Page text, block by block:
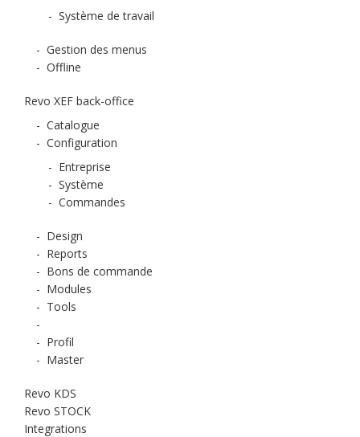
- Système de travail
- Gestion des menus
- Offline
Revo XEF back-office
- Catalogue
- Configuration
- Entreprise
- Système
- Commandes
- Design
- Reports
- Bons de commande
- Modules
- Tools
-
- Profil
- Master
Revo KDS
Revo STOCK
Integrations